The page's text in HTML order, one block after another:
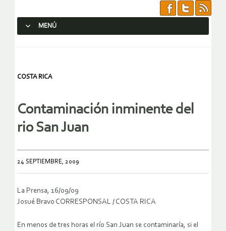
MENÚ
COSTA RICA
Contaminación inminente del
rio San Juan
24 SEPTIEMBRE, 2009
La Prensa, 16/09/09
Josué Bravo CORRESPONSAL / COSTA RICA
En menos de tres horas el río San Juan se contaminaría, si el